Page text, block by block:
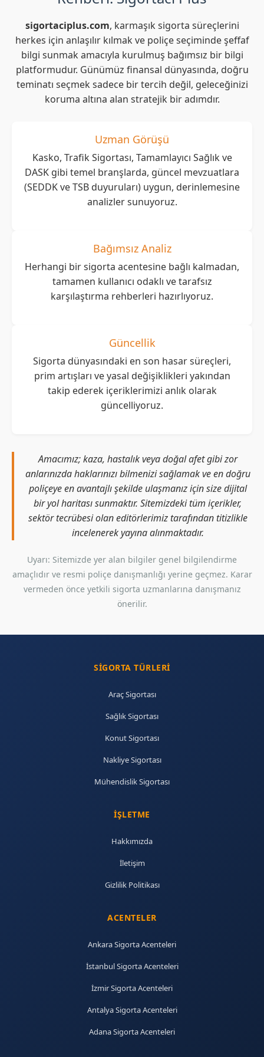
sigortaciplus.com, karmaşık sigorta süreçlerini
herkes için anlaşılır kılmak ve poliçe seçiminde şeffaf
bilgi sunmak amacıyla kurulmuş bağımsız bir bilgi
platformudur. Günümüz finansal dünyasında, doğru
teminatı seçmek sadece bir tercih değil, geleceğinizi
koruma altına alan stratejik bir adımdır.
Uzman Görüşü
Kasko, Trafik Sigortası, Tamamlayıcı Sağlık ve
DASK gibi temel branşlarda, güncel mevzuatlara
(SEDDK ve TSB duyuruları) uygun, derinlemesine
analizler sunuyoruz.
Bağımsız Analiz
Herhangi bir sigorta acentesine bağlı kalmadan,
tamamen kullanıcı odaklı ve tarafsız
karşılaştırma rehberleri hazırlıyoruz.
Güncellik
Sigorta dünyasındaki en son hasar süreçleri,
prim artışları ve yasal değişiklikleri yakından
takip ederek içeriklerimizi anlık olarak
güncelliyoruz.
Amacımız; kaza, hastalık veya doğal afet gibi zor
anlarınızda haklarınızı bilmenizi sağlamak ve en doğru
poliçeye en avantajlı şekilde ulaşmanız için size dijital
bir yol haritası sunmaktır. Sitemizdeki tüm içerikler,
sektör tecrübesi olan editörlerimiz tarafından titizlikle
incelenerek yayına alınmaktadır.
Uyarı: Sitemizde yer alan bilgiler genel bilgilendirme
amaçlıdır ve resmi poliçe danışmanlığı yerine geçmez. Karar
vermeden önce yetkili sigorta uzmanlarına danışmanız
önerilir.
SIGORTA TÜRLERI
Araç Sigortası
Sağlık Sigortası
Konut Sigortası
Nakliye Sigortası
Mühendislik Sigortası
İŞLETME
Hakkımızda
İletişim
Gizlilik Politikası
ACENTELER
Ankara Sigorta Acenteleri
İstanbul Sigorta Acenteleri
İzmir Sigorta Acenteleri
Antalya Sigorta Acenteleri
Adana Sigorta Acenteleri